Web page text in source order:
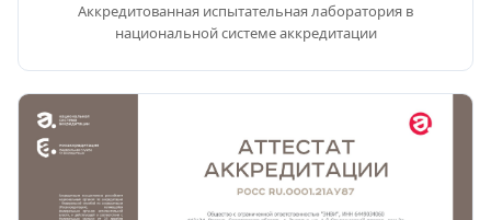
Аккредитованная испытательная лаборатория в
национальной системе аккредитации